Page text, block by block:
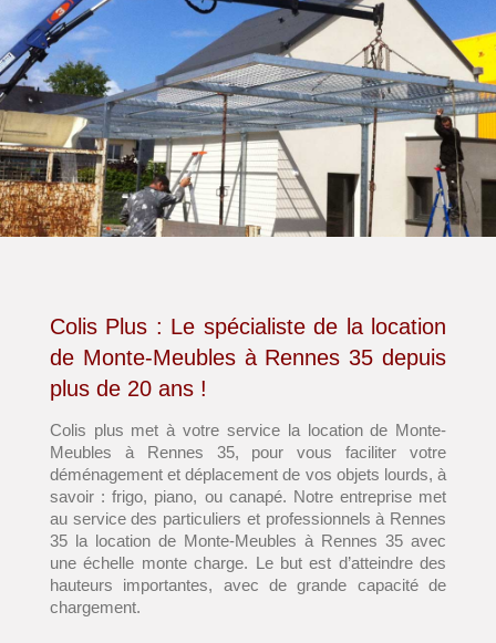
Colis Plus : Le spécialiste de la location
de Monte-Meubles à Rennes 35 depuis
plus de 20 ans !
Colis plus met à votre service la location de Monte-
Meubles à Rennes 35, pour vous faciliter votre
déménagement et déplacement de vos objets lourds, à
savoir : frigo, piano, ou canapé. Notre entreprise met
au service des particuliers et professionnels à Rennes
35 la location de Monte-Meubles à Rennes 35 avec
une échelle monte charge. Le but est d’atteindre des
hauteurs importantes, avec de grande capacité de
chargement.